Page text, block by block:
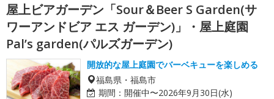
屋上ビアガーデン「Sour＆Beer S Garden(サ
ワーアンドビア エス ガーデン)」・屋上庭園
Pal’s garden(パルズガーデン)
開放的な屋上庭園でバーベキューを楽しめる
福島県・福島市
期間： 開催中〜2026年9月30日(水)